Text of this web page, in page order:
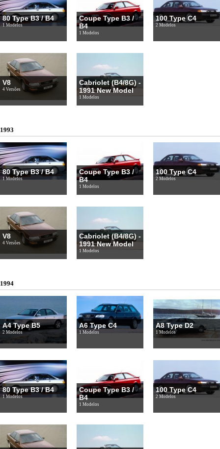
80 Type B3 / B4
1 Modelos
Coupe Type B3 /
B4
1 Modelos
100 Type C4
2 Modelos
V8
4 Versões
Cabriolet (B4/8G) -
1991 New Model
1 Modelos
1993
80 Type B3 / B4
1 Modelos
Coupe Type B3 /
B4
1 Modelos
100 Type C4
2 Modelos
V8
4 Versões
Cabriolet (B4/8G) -
1991 New Model
1 Modelos
1994
A4 Type B5
2 Modelos
A6 Type C4
1 Modelos
A8 Type D2
1 Modelos
80 Type B3 / B4
1 Modelos
Coupe Type B3 /
B4
1 Modelos
100 Type C4
2 Modelos